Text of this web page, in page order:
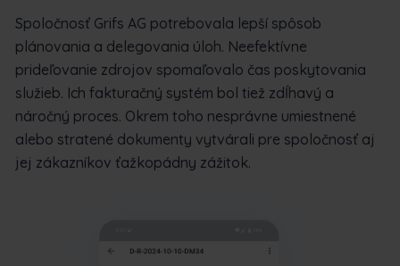
Spoločnosť Grifs AG potrebovala lepší spôsob
plánovania a delegovania úloh. Neefektívne
prideľovanie zdrojov spomaľovalo čas poskytovania
služieb. Ich fakturačný systém bol tiež zdĺhavý a
náročný proces. Okrem toho nesprávne umiestnené
alebo stratené dokumenty vytvárali pre spoločnosť aj
jej zákazníkov ťažkopádny zážitok.